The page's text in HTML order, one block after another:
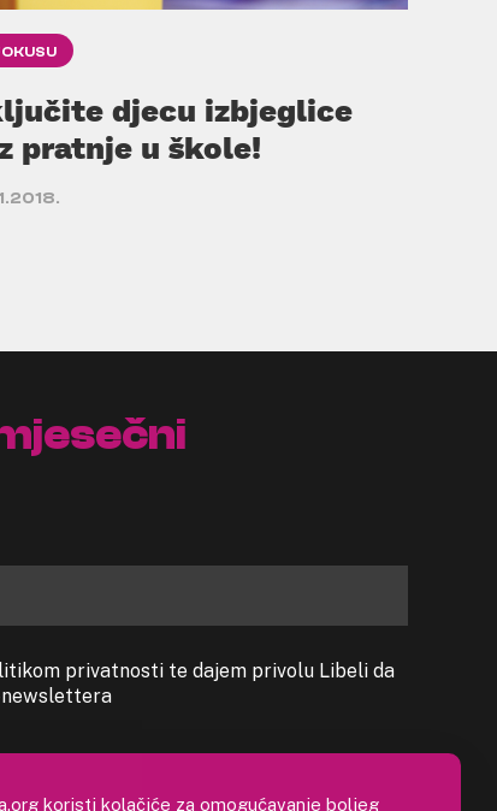
djecu izbjeglice
pratnje u škole!
privatnosti te dajem privolu Libeli da
newslettera
koristi kolačiće za omogućavanje boljeg